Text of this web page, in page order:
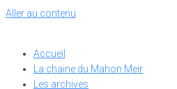
Aller au contenu
Accueil
La chaine du Mahon Meir
Les archives